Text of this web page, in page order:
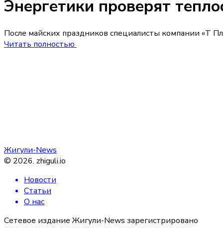
Энергетики проверят
После майских праздников специалисты компании «Т
Читать полностью
Жигули-News
© 2026. zhiguli.io
Новости
Статьи
О нас
Сетевое издание Жигули-News зарегистрировано